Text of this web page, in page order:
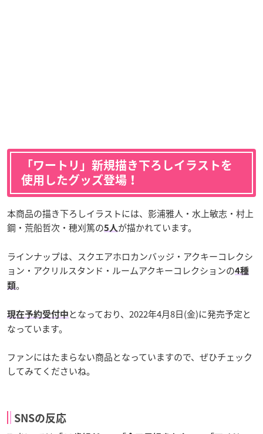
「ワートリ」新規描き下ろしイラストを
使用したグッズ登場！
本商品の描き下ろしイラストには、影浦雅人・水上敏志・村上
鋼・荒船哲次・穂刈篤の5人 が描かれています。
ラインナップは、スクエアホロカンバッジ・アクキーコレクシ
ョン・アクリルスタンド・ルームアクキーコレクションの4種
類。
現在予約受付中 となっており、2022年4月8日(金)に発売予定と
なっています。
ファンにはたまらない商品となっていますので、ぜひチェック
してみてくださいね。
SNSの反応